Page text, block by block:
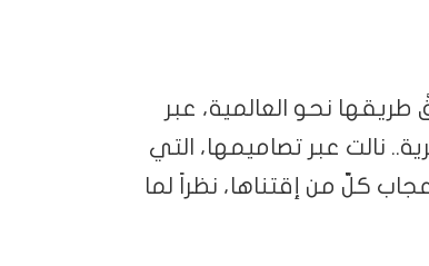
نحو العالمية، عبر
نالت عبر تصاميمها، التي
كلّ من إقتناها، نظراً لما